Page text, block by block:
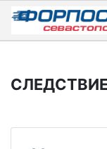
Skip
content